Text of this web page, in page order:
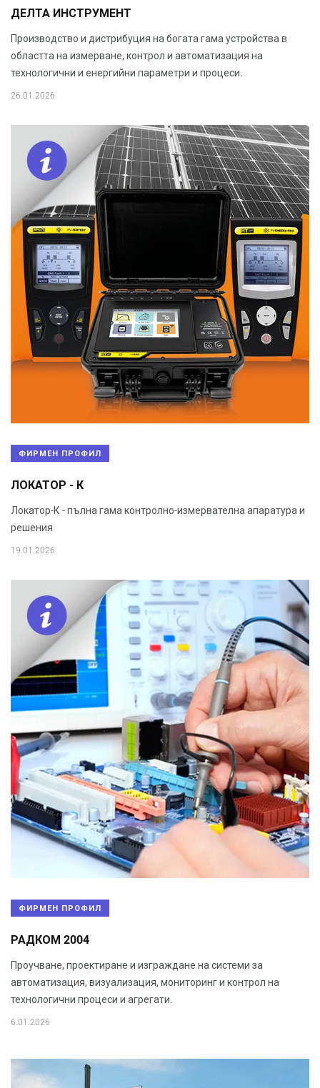
ДЕЛТА ИНСТРУМЕНТ
Производство и дистрибуция на богата гама устройства в
областта на измерване, контрол и автоматизация на
технологични и енергийни параметри и процеси.
26.01.2026
ФИРМЕН ПРОФИЛ
ЛОКАТОР - К
Локатор-К - пълна гама контролно-измервателна апаратура и
решения
19.01.2026
ФИРМЕН ПРОФИЛ
РАДКОМ 2004
Проучване, проектиране и изграждане на системи за
автоматизация, визуализация, мониторинг и контрол на
технологични процеси и агрегати.
6.01.2026